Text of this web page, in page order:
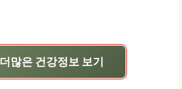
더많은 건강정보 보기